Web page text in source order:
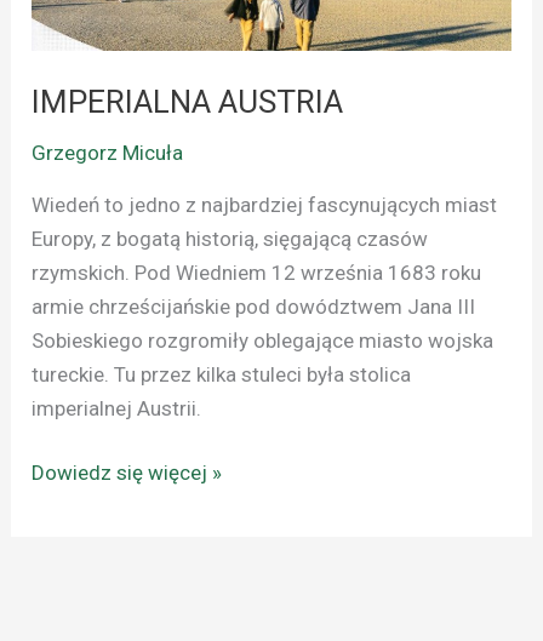
IMPERIALNA AUSTRIA
Grzegorz Micuła
Wiedeń to jedno z najbardziej fascynujących miast
Europy, z bogatą historią, sięgającą czasów
rzymskich. Pod Wiedniem 12 września 1683 roku
armie chrześcijańskie pod dowództwem Jana III
Sobieskiego rozgromiły oblegające miasto wojska
tureckie. Tu przez kilka stuleci była stolica
imperialnej Austrii.
Dowiedz się więcej »